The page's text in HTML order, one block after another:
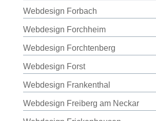
Webdesign Forbach
Webdesign Forchheim
Webdesign Forchtenberg
Webdesign Forst
Webdesign Frankenthal
Webdesign Freiberg am Neckar